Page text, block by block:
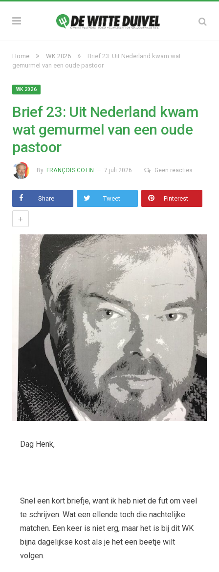
Home » WK 2026 »
Brief 23: Uit Nederland kwam wat
gemurmel van een oude pastoor
WK 2026
Brief 23: Uit Nederland kwam
wat gemurmel van een oude
pastoor
By FRANÇOIS COLIN 7 juli 2026 Geen reacties
Share Tweet Pinterest
+
Dag Henk,
Snel een kort briefje, want ik heb niet de fut om veel
te schrijven. Wat een ellende toch die nachtelijke
matchen. Een keer is niet erg, maar het is bij dit WK
bijna dagelijkse kost als je het een beetje wilt
volgen.